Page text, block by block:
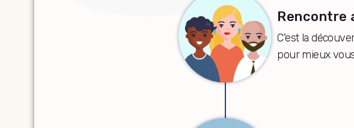
Rencontre
C'est la
pour mieux